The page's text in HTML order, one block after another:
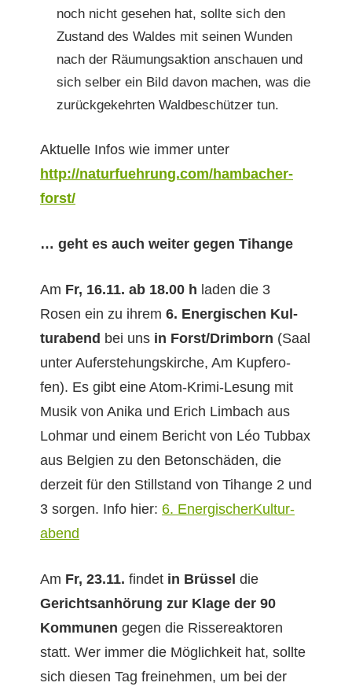
noch nicht gese­hen hat, sollte sich den
Zus­tand des Waldes mit seinen Wun­den
nach der Räu­mungsak­tion anschauen und
sich sel­ber ein Bild davon machen, was die
zurück­gekehrten Waldbeschützer tun.
Aktuelle Infos wie immer unter
http://naturfuehrung.com/hambacher-
forst/
… geht es auch weit­er gegen Tihange
Am Fr, 16.11. ab 18.00 h laden die 3
Rosen ein zu ihrem 6. Ener­gis­chen Kul­
tur­abend bei uns in Forst/Drimborn (Saal
unter Aufer­ste­hungskirche, Am Kupfer­o­
fen). Es gibt eine Atom-Kri­mi-Lesung mit
Musik von Ani­ka und Erich Lim­bach aus
Lohmar und einem Bericht von Léo Tub­bax
aus Bel­gien zu den Beton­schä­den, die
derzeit für den Still­stand von Tihange 2 und
3 sor­gen. Info hier: 6. Ener­gis­cherKul­tur­
abend
Am Fr, 23.11. find­et in Brüs­sel die
Gericht­san­hörung zur Klage der 90
Kom­munen gegen die Ris­sereak­toren
statt. Wer immer die Möglichkeit hat, sollte
sich diesen Tag freinehmen, um bei der